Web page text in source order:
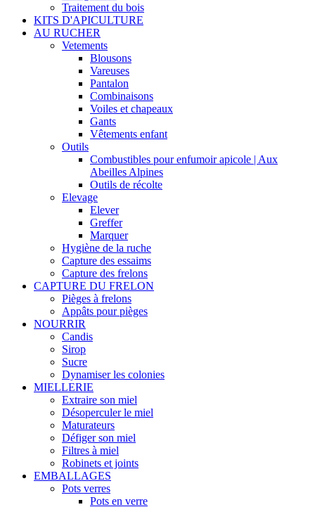
Traitement du bois
KITS D'APICULTURE
AU RUCHER
Vetements
Blousons
Vareuses
Pantalon
Combinaisons
Voiles et chapeaux
Gants
Vêtements enfant
Outils
Combustibles pour enfumoir apicole | Aux
Abeilles Alpines
Outils de récolte
Elevage
Elever
Greffer
Marquer
Hygiène de la ruche
Capture des essaims
Capture des frelons
CAPTURE DU FRELON
Pièges à frelons
Appâts pour pièges
NOURRIR
Candis
Sirop
Sucre
Dynamiser les colonies
MIELLERIE
Extraire son miel
Désoperculer le miel
Maturateurs
Défiger son miel
Filtres à miel
Robinets et joints
EMBALLAGES
Pots verres
Pots en verre